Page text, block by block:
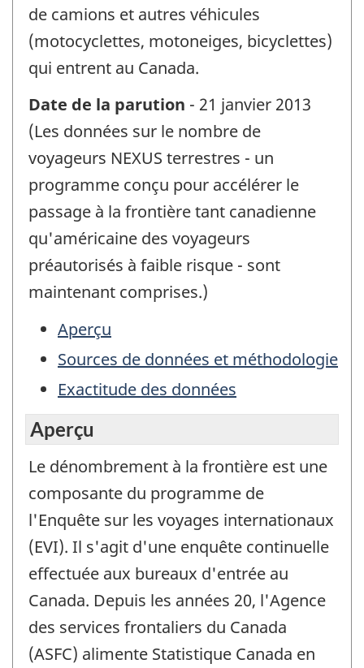
de camions et autres véhicules
(motocyclettes, motoneiges, bicyclettes)
qui entrent au Canada.
Date de la parution - 21 janvier 2013
(Les données sur le nombre de
voyageurs NEXUS terrestres - un
programme conçu pour accélérer le
passage à la frontière tant canadienne
qu'américaine des voyageurs
préautorisés à faible risque - sont
maintenant comprises.)
Aperçu
Sources de données et méthodologie
Exactitude des données
Aperçu
Le dénombrement à la frontière est une
composante du programme de
l'Enquête sur les voyages internationaux
(EVI). Il s'agit d'une enquête continuelle
effectuée aux bureaux d'entrée au
Canada. Depuis les années 20, l'Agence
des services frontaliers du Canada
(ASFC) alimente Statistique Canada en